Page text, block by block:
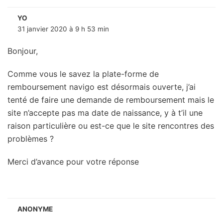
YO
31 janvier 2020 à 9 h 53 min
Bonjour,
Comme vous le savez la plate-forme de
remboursement navigo est désormais ouverte, j’ai
tenté de faire une demande de remboursement mais le
site n’accepte pas ma date de naissance, y à t’il une
raison particulière ou est-ce que le site rencontres des
problèmes ?
Merci d’avance pour votre réponse
ANONYME